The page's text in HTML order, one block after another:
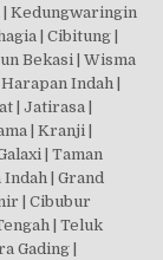
| Kedungwaringin
| Cibitung |
Bekasi | Wisma
Indah |
| Jatirasa |
| Kranji |
| Taman
| Grand
| Cibubur
| Teluk
Gading |